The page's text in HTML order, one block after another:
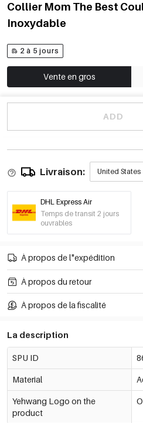
Collier Mom The Best
Inoxydable
2 à 5 jours
Vente en gros
ADD
Livraison: United States
DHL Express Air
Temps de transit 2 jours
ouvrables
À propos de l"expédition
À propos du retour
À propos de la fiscalité
La description
SPU ID
Material
Yehwang Logo on the
product